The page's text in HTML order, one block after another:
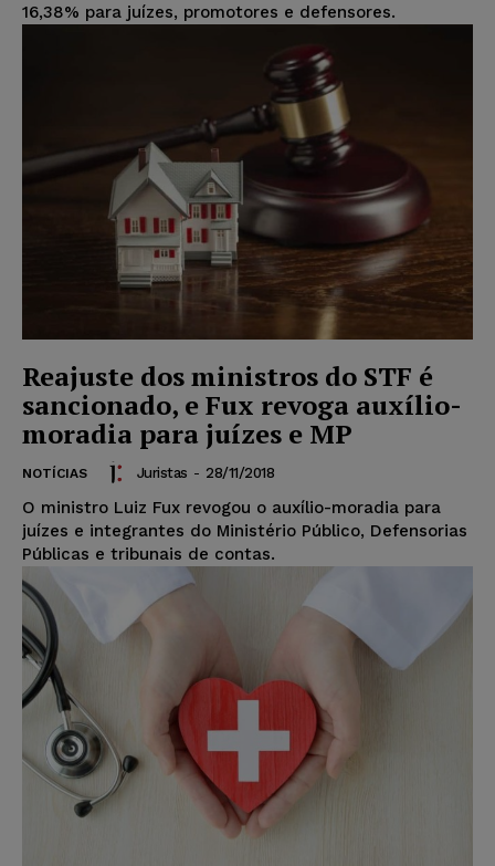
16,38% para juízes, promotores e defensores.
Reajuste dos ministros do STF é
sancionado, e Fux revoga auxílio-
moradia para juízes e MP
NOTÍCIAS Juristas - 28/11/2018
O ministro Luiz Fux revogou o auxílio-moradia para
juízes e integrantes do Ministério Público, Defensorias
Públicas e tribunais de contas.